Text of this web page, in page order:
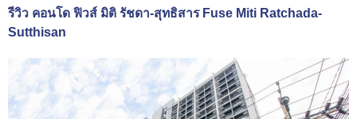
รีวิว คอนโด ฟิวส์ มิติ รัชดา-สุทธิสาร Fuse Miti Ratchada-
Sutthisan